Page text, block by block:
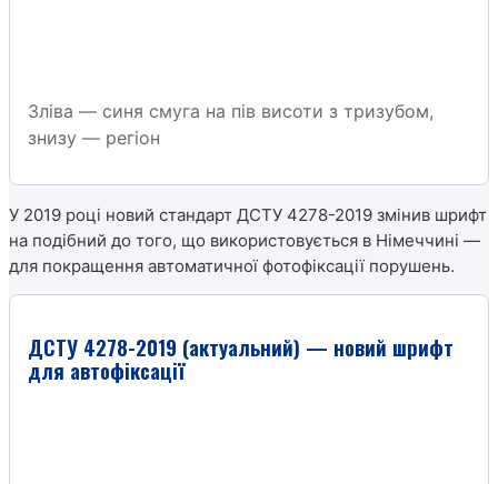
Зліва — синя смуга на пів висоти з тризубом,
знизу — регіон
У 2019 році новий стандарт ДСТУ 4278-2019 змінив шрифт
на подібний до того, що використовується в Німеччині —
для покращення автоматичної фотофіксації порушень.
ДСТУ 4278-2019 (актуальний) — новий шрифт
для автофіксації